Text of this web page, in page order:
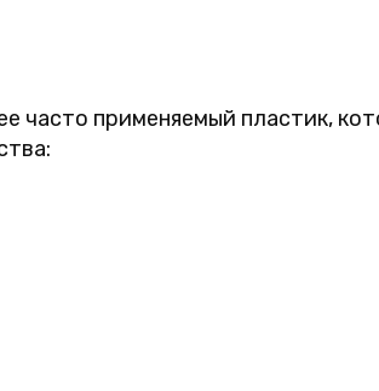
часто применяемый пластик,